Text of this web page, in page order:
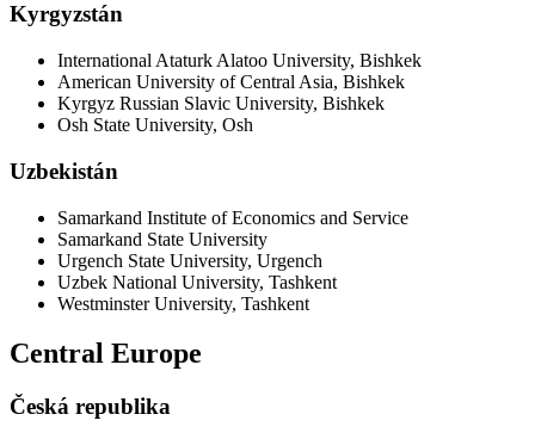
Kyrgyzstán
International Ataturk Alatoo University, Bishkek
American University of Central Asia, Bishkek
Kyrgyz Russian Slavic University, Bishkek
Osh State University, Osh
Uzbekistán
Samarkand Institute of Economics and Service
Samarkand State University
Urgench State University, Urgench
Uzbek National University, Tashkent
Westminster University, Tashkent
Central Europe
Česká republika